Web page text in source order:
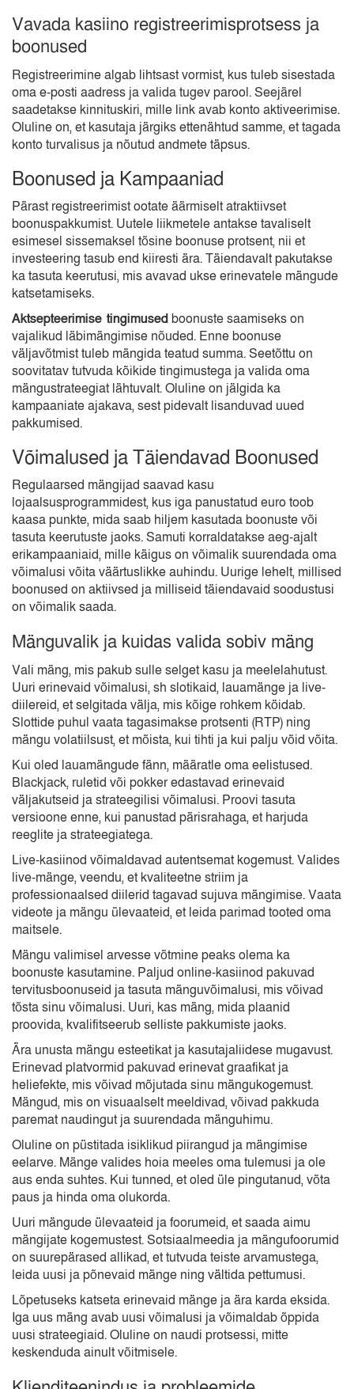
Vavada kasiino registreerimisprotsess ja
boonused
Registreerimine algab lihtsast vormist, kus tuleb sisestada
oma e-posti aadress ja valida tugev parool. Seejärel
saadetakse kinnituskiri, mille link avab konto aktiveerimise.
Oluline on, et kasutaja järgiks ettenähtud samme, et tagada
konto turvalisus ja nõutud andmete täpsus.
Boonused ja Kampaaniad
Pärast registreerimist ootate äärmiselt atraktiivset
boonuspakkumist. Uutele liikmetele antakse tavaliselt
esimesel sissemaksel tõsine boonuse protsent, nii et
investeering tasub end kiiresti ära. Täiendavalt pakutakse
ka tasuta keerutusi, mis avavad ukse erinevatele mängude
katsetamiseks.
Aktsepteerimise tingimusedboonuste saamiseks on
vajalikud läbimängimise nõuded. Enne boonuse
väljavõtmist tuleb mängida teatud summa. Seetõttu on
soovitatav tutvuda kõikide tingimustega ja valida oma
mängustrateegiat lähtuvalt. Oluline on jälgida ka
kampaaniate ajakava, sest pidevalt lisanduvad uued
pakkumised.
Võimalused ja Täiendavad Boonused
Regulaarsed mängijad saavad kasu
lojaalsusprogrammidest, kus iga panustatud euro toob
kaasa punkte, mida saab hiljem kasutada boonuste või
tasuta keerutuste jaoks. Samuti korraldatakse aeg-ajalt
erikampaaniaid, mille käigus on võimalik suurendada oma
võimalusi võita väärtuslikke auhindu. Uurige lehelt, millised
boonused on aktiivsed ja milliseid täiendavaid soodustusi
on võimalik saada.
Mänguvalik ja kuidas valida sobiv mäng
Vali mäng, mis pakub sulle selget kasu ja meelelahutust.
Uuri erinevaid võimalusi, sh slotikaid, lauamänge ja live-
diilereid, et selgitada välja, mis kõige rohkem köidab.
Slottide puhul vaata tagasimakse protsenti (RTP) ning
mängu volatiilsust, et mõista, kui tihti ja kui palju võid võita.
Kui oled lauamängude fänn, määratle oma eelistused.
Blackjack, ruletid või pokker edastavad erinevaid
väljakutseid ja strateegilisi võimalusi. Proovi tasuta
versioone enne, kui panustad pärisrahaga, et harjuda
reeglite ja strateegiatega.
Live-kasiinod võimaldavad autentsemat kogemust. Valides
live-mänge, veendu, et kvaliteetne striim ja
professionaalsed diilerid tagavad sujuva mängimise. Vaata
videote ja mängu ülevaateid, et leida parimad tooted oma
maitsele.
Mängu valimisel arvesse võtmine peaks olema ka
boonuste kasutamine. Paljud online-kasiinod pakuvad
tervitusboonuseid ja tasuta mänguvõimalusi, mis võivad
tõsta sinu võimalusi. Uuri, kas mäng, mida plaanid
proovida, kvalifitseerub selliste pakkumiste jaoks.
Ära unusta mängu esteetikat ja kasutajaliidese mugavust.
Erinevad platvormid pakuvad erinevat graafikat ja
heliefekte, mis võivad mõjutada sinu mängukogemust.
Mängud, mis on visuaalselt meeldivad, võivad pakkuda
paremat naudingut ja suurendada mänguhimu.
Oluline on püstitada isiklikud piirangud ja mängimise
eelarve. Mänge valides hoia meeles oma tulemusi ja ole
aus enda suhtes. Kui tunned, et oled üle pingutanud, võta
paus ja hinda oma olukorda.
Uuri mängude ülevaateid ja foorumeid, et saada aimu
mängijate kogemustest. Sotsiaalmeedia ja mängufoorumid
on suurepärased allikad, et tutvuda teiste arvamustega,
leida uusi ja põnevaid mänge ning vältida pettumusi.
Lõpetuseks katseta erinevaid mänge ja ära karda eksida.
Iga uus mäng avab uusi võimalusi ja võimaldab õppida
uusi strateegiaid. Oluline on naudi protsessi, mitte
keskenduda ainult võitmisele.